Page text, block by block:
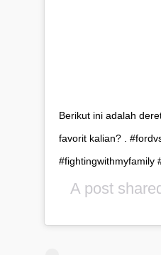
Berikut ini adalah
favorit kalian? .
#fightingwithmyfamily
A post